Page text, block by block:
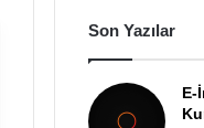
Son Yazılar
E-